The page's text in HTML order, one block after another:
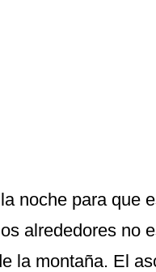
noche para que
alrededores no
la montaña. El